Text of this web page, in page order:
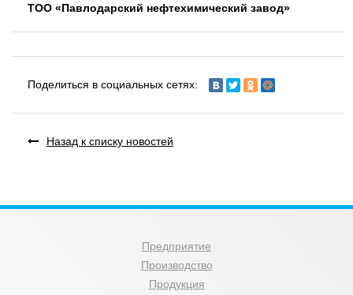
ТОО «Павлодарский нефтехимический завод»
Поделиться в социальных сетях:
Назад к списку новостей
Предприятие
Производство
Продукция